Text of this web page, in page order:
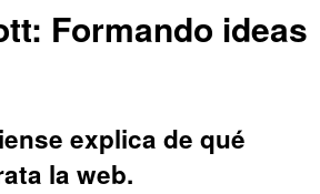
Formando ideas
explica de qué
la web.